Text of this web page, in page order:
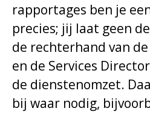
rapportages ben je
precies; jij laat geen
de rechterhand van
en de Services
de dienstenomzet.
bij waar nodig,